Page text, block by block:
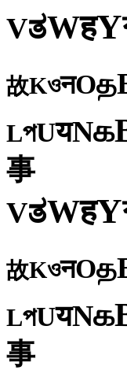
VತWहY
故KওनOத
LপUयNக
事
VತWहY
故KওनOத
LপUयNக
事